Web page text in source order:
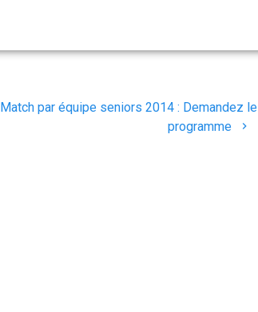
Article
Match par équipe seniors 2014 : Demandez le
programme